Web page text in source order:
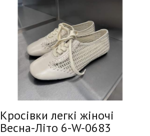
Кросівки легкі жіночі
Весна-Літо 6-W-0683